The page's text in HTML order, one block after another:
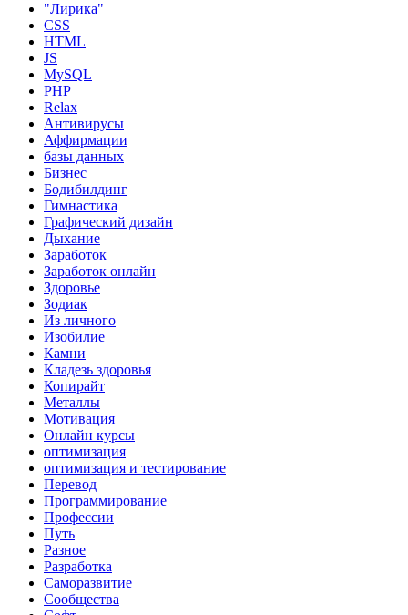
"Лирика"
CSS
HTML
JS
MySQL
PHP
Relax
Антивирусы
Аффирмации
базы данных
Бизнес
Бодибилдинг
Гимнастика
Графический дизайн
Дыхание
Заработок
Заработок онлайн
Здоровье
Зодиак
Из личного
Изобилие
Камни
Кладезь здоровья
Копирайт
Металлы
Мотивация
Онлайн курсы
оптимизация
оптимизация и тестирование
Перевод
Программирование
Профессии
Путь
Разное
Разработка
Саморазвитие
Сообщества